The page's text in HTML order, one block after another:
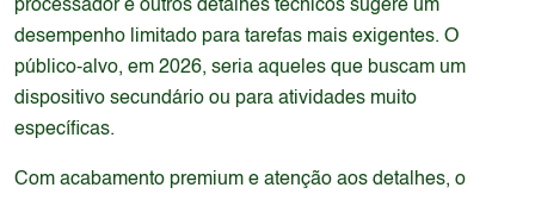
processador e outros detalhes técnicos sugere um
desempenho limitado para tarefas mais exigentes. O
público-alvo, em 2026, seria aqueles que buscam um
dispositivo secundário ou para atividades muito
específicas.
Com acabamento premium e atenção aos detalhes, o